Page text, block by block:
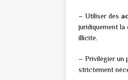
– Utiliser des
juridiquement la
illicite.
– Privilégier un
strictement